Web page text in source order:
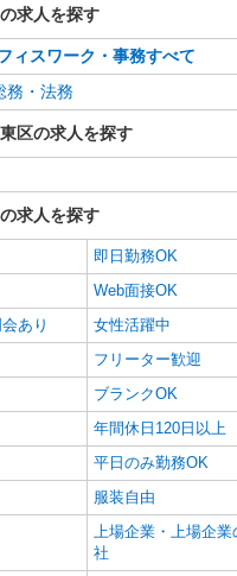
求人を探す
ィスワーク・事務すべて
務・法務
区の求人を探す
求人を探す
即日勤務OK
Web面接OK
あり
女性活躍中
フリーター歓迎
ブランクOK
年間休日120日以上
平日のみ勤務OK
服装自由
上場企業・上場企業
社